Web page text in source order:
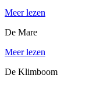
Meer lezen
De Mare
Meer lezen
De Klimboom